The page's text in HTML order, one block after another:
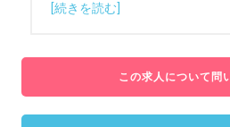
[続きを読む]
この求人について問